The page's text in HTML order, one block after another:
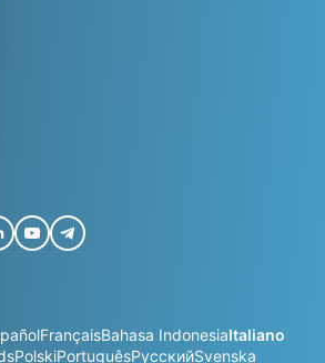
FrançaisBahasa IndonesiaItaliano
PolskiPortuguêsРусскийSvenska